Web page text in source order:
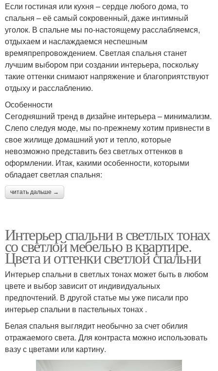
Если гостиная или кухня – сердце любого дома, то
спальня – её самый сокровенный, даже интимный
уголок. В спальне мы по-настоящему расслабляемся,
отдыхаем и наслаждаемся неспешным
времяпрепровождением. Светлая спальня станет
лучшим выбором при создании интерьера, поскольку
такие оттенки снимают напряжение и благоприятствуют
отдыху и расслаблению.
Особенности
Сегодняшний тренд в дизайне интерьера – минимализм.
Слепо следуя моде, мы по-прежнему хотим привнести в
свое жилище домашний уют и тепло, которые
невозможно представить без светлых оттенков в
оформлении. Итак, какими особенности, которыми
обладает светлая спальня:
читать дальше →
Интерьер спальни в светлых тонах
со светлой мебелью в квартире.
Цвета и оттенки светлой спальни
Интерьер спальни в светлых тонах может быть в любом
цвете и выбор зависит от индивидуальных
предпочтений. В другой статье мы уже писали про
интерьер спальни в пастельных тонах .
Белая спальня выглядит необычно за счет обилия
отражаемого света. Для контраста можно использовать
вазу с цветами или картину.